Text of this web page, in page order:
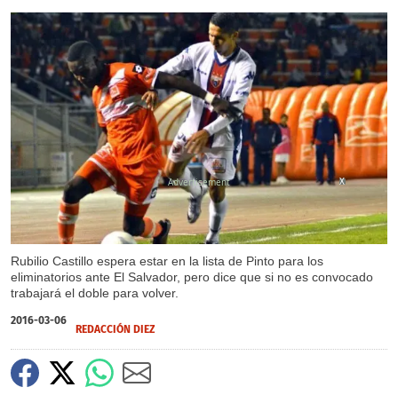
Rubilio Castillo espera estar en la lista de Pinto para los
eliminatorios ante El Salvador, pero dice que si no es convocado
trabajará el doble para volver.
X
2016-03-06
REDACCIÓN DIEZ